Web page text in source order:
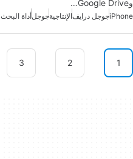
وGoogle Drive…
iPhoneجوجل درايفالإنتاجيةجوجلأداة البحث
1
2
3